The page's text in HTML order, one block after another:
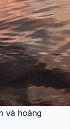
và hoàng